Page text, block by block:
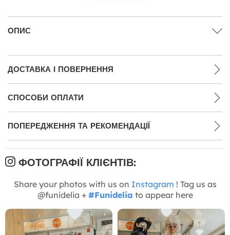
ОПИС
ДОСТАВКА І ПОВЕРНЕННЯ
СПОСОБИ ОПЛАТИ
ПОПЕРЕДЖЕННЯ ТА РЕКОМЕНДАЦІЇ
ФОТОГРАФІЇ КЛІЄНТІВ:
Share your photos with us on Instagram ! Tag us as
@funidelia + #Funidelia to appear here